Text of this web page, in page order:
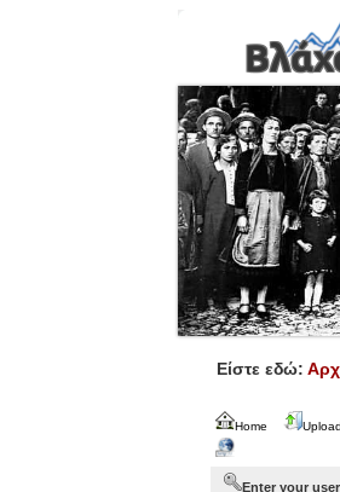
Είστε εδώ:
Home
Enter your